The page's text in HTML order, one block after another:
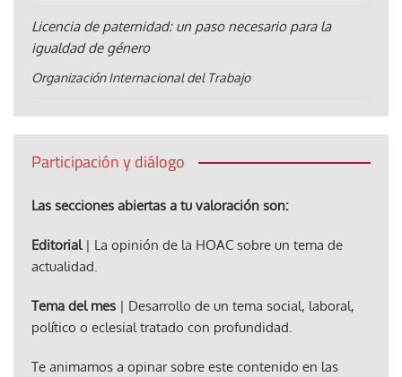
Licencia de paternidad: un paso necesario para la
igualdad de género
Organización Internacional del Trabajo
Participación y diálogo
Las secciones abiertas a tu valoración son:
Editorial| La opinión de la HOAC sobre un tema de
actualidad.
Tema del mes | Desarrollo de un tema social, laboral,
político o eclesial tratado con profundidad.
Te animamos a opinar sobre este contenido en las